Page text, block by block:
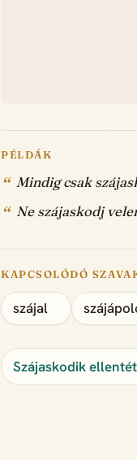
PÉLDÁK
Mindig csak
Ne szájaskodj
KAPCSOLÓDÓ
szájal
Szájaskodik